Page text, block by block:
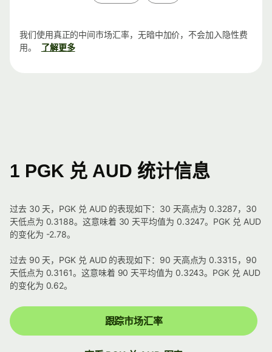
我们使用真正的中间市场汇率，无暗中加价，不会加入隐性费
用。
了解更多
1 PGK 兑 AUD 统计信息
过去 30 天，PGK 兑 AUD 的表现如下：30 天高点为 0.3287，30
天低点为 0.3188。这意味着 30 天平均值为 0.3247。PGK 兑 AUD
的变化为 -2.78。
过去 90 天，PGK 兑 AUD 的表现如下：90 天高点为 0.3315，90
天低点为 0.3161。这意味着 90 天平均值为 0.3243。PGK 兑 AUD
的变化为 0.62。
跟踪市场汇率